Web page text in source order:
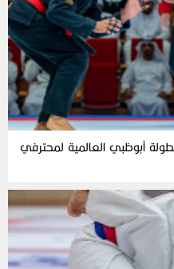
للنسخة الـ18 من بطولة أبوظبي العالمية لمحترفي